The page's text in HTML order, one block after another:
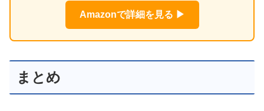
Amazonで詳細を見る ▶
まとめ